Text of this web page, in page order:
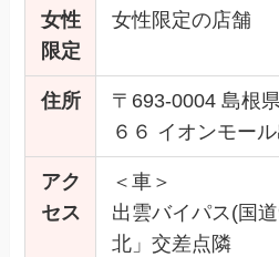
女性
限定
女性限定の店舗
住所
〒693-0004 島根
６６ イオンモー
アク
セス
＜車＞
出雲バイパス(国
北」交差点隣